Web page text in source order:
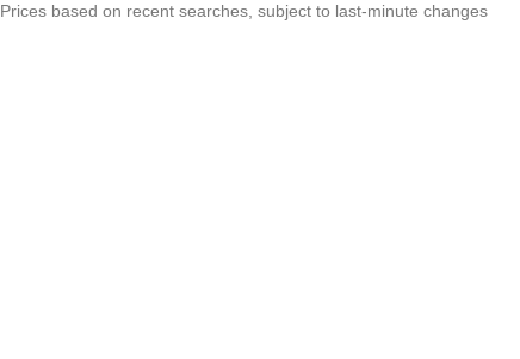
Prices based on recent searches, subject to last-minute changes